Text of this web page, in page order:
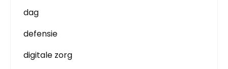
dag
defensie
digitale zorg